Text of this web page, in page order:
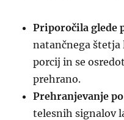
Priporočila glede
natančnega
porcij in se
prehrano.
Prehranjevanje
telesnih signalov